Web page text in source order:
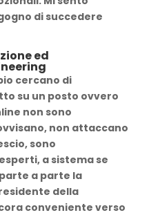
di succedere
ed
cercano di
su un posto ovvero
non sono
non attaccano
sono
a sistema se
a parte la
della
conveniente verso